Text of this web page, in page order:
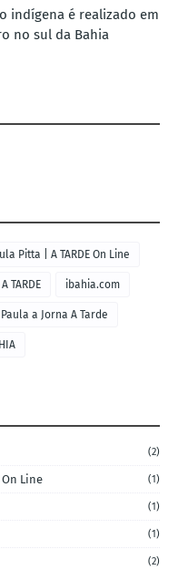
indígena é realizado em
no sul da Bahia
Pitta | A TARDE On Line
TARDE ibahia.com
Paula a Jorna A Tarde
(2)
On Line (1)
(1)
(1)
(2)